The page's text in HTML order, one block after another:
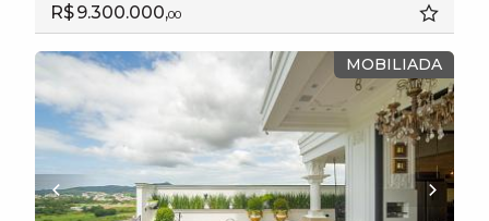
R$ 9.300.000,00
MOBILIADA